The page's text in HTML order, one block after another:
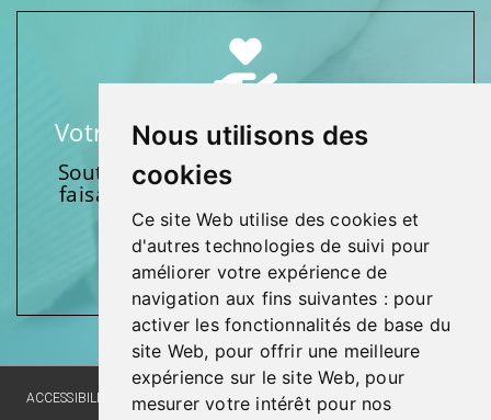
Nous utilisons des
cookies
Ce site Web utilise des cookies et
d'autres technologies de suivi pour
améliorer votre expérience de
navigation aux fins suivantes : pour
activer les fonctionnalités de base du
site Web, pour offrir une meilleure
expérience sur le site Web, pour
mesurer votre intérêt pour nos
Votre soutien fait une différence
Soutenez l’une de nos fondations en
faisant un don et en participant aux
activités.
Donnez généreusement!
ACCESSIBILITY SITE MAP LANGUAGE POLICY PRIVACY POLICY